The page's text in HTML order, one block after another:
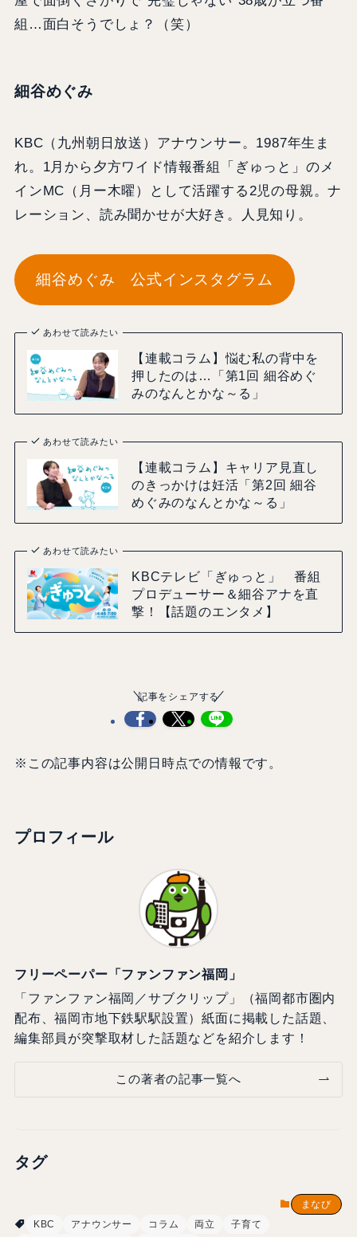
組…面白そうでしょ？（笑）
細谷めぐみ
KBC（九州朝日放送）アナウンサー。1987年生ま
れ。1月から夕方ワイド情報番組「ぎゅっと」のメ
インMC（月ー木曜）として活躍する2児の母親。ナ
レーション、読み聞かせが大好き。人見知り。
細谷めぐみ 公式インスタグラム
あわせて読みたい
【連載コラム】悩む私の背中を
押したのは…「第1回 細谷めぐ
みのなんとかな～る」
あわせて読みたい
【連載コラム】キャリア見直し
のきっかけは妊活「第2回 細谷
めぐみのなんとかな～る」
あわせて読みたい
KBCテレビ「ぎゅっと」 番組
プロデューサー＆細谷アナを直
撃！【話題のエンタメ】
記事をシェアする
※この記事内容は公開日時点での情報です。
プロフィール
フリーペーパー「ファンファン福岡」
「ファンファン福岡／サブクリップ」（福岡都市圏内
配布、福岡市地下鉄駅駅設置）紙面に掲載した話題、
編集部員が突撃取材した話題などを紹介します！
この著者の記事一覧へ
タグ
まなび
KBC
アナウンサー コラム 両立
子育て